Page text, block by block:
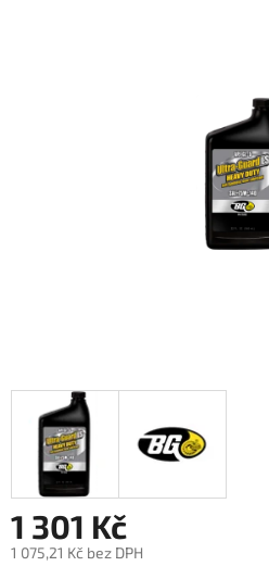
1 301 Kč
1 075,21 Kč bez DPH